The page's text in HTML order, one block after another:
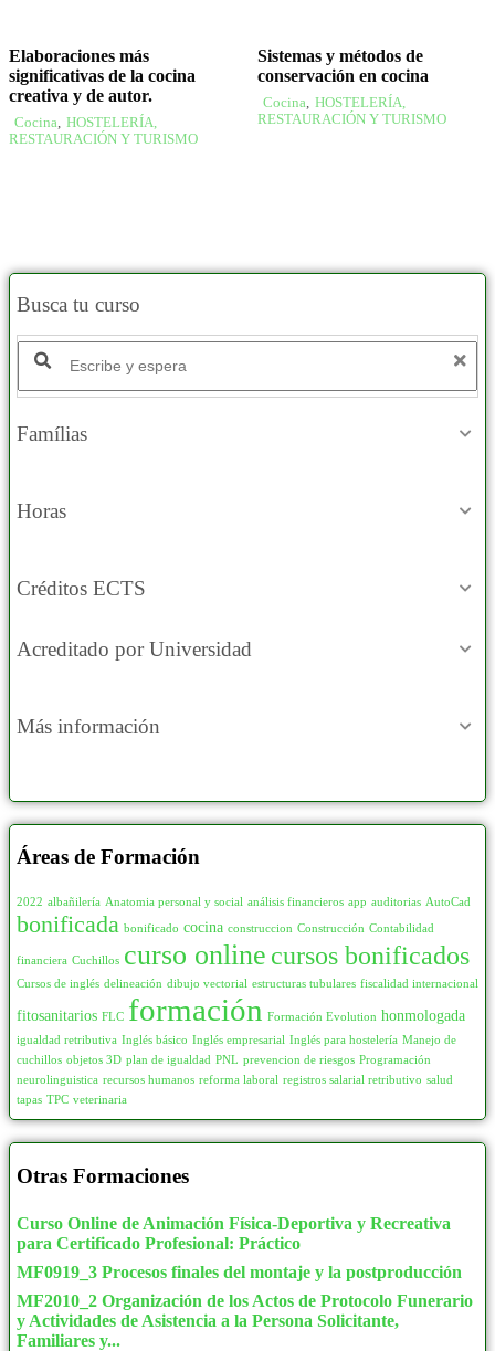
Elaboraciones más
significativas de la cocina
creativa y de autor.
Cocina, HOSTELERÍA,
RESTAURACIÓN Y TURISMO
Sistemas y métodos de
conservación en cocina
Cocina, HOSTELERÍA,
RESTAURACIÓN Y TURISMO
Busca tu curso
Famílias
Horas
Créditos ECTS
Acreditado por Universidad
Más información
Áreas de Formación
2022 albañilería Anatomia personal y social análisis financieros app auditorias AutoCad
bonificada bonificado cocina construccion Construcción Contabilidad
financiera Cuchillos curso online cursos bonificados
Cursos de inglés delineación dibujo vectorial estructuras tubulares fiscalidad internacional
fitosanitarios FLC formación Formación Evolution honmologada
igualdad retributiva Inglés básico Inglés empresarial Inglés para hostelería Manejo de
cuchillos objetos 3D plan de igualdad PNL prevencion de riesgos Programación
neurolinguistica recursos humanos reforma laboral registros salarial retributivo salud
tapas TPC veterinaria
Otras Formaciones
Curso Online de Animación Física-Deportiva y Recreativa
para Certificado Profesional: Práctico
MF0919_3 Procesos finales del montaje y la postproducción
MF2010_2 Organización de los Actos de Protocolo Funerario
y Actividades de Asistencia a la Persona Solicitante,
Familiares y...